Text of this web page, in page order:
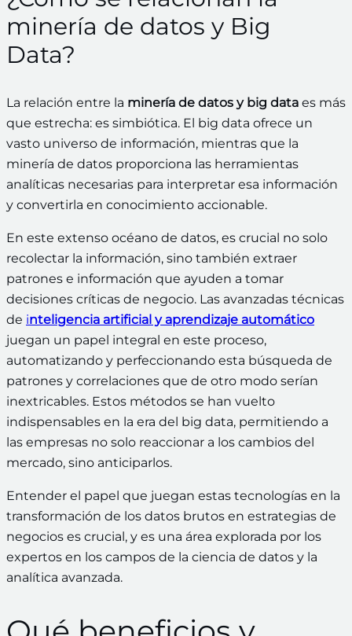
minería de datos y Big
Data?
La relación entre la minería de datos y big data es más
que estrecha: es simbiótica. El big data ofrece un
vasto universo de información, mientras que la
minería de datos proporciona las herramientas
analíticas necesarias para interpretar esa información
y convertirla en conocimiento accionable.
En este extenso océano de datos, es crucial no solo
recolectar la información, sino también extraer
patrones e información que ayuden a tomar
decisiones críticas de negocio. Las avanzadas técnicas
de inteligencia artificial y aprendizaje automático
juegan un papel integral en este proceso,
automatizando y perfeccionando esta búsqueda de
patrones y correlaciones que de otro modo serían
inextricables. Estos métodos se han vuelto
indispensables en la era del big data, permitiendo a
las empresas no solo reaccionar a los cambios del
mercado, sino anticiparlos.
Entender el papel que juegan estas tecnologías en la
transformación de los datos brutos en estrategias de
negocios es crucial, y es una área explorada por los
expertos en los campos de la ciencia de datos y la
analítica avanzada.